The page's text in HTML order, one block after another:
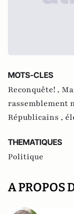
MOTS-CLES
Reconquête! ,
rassemblement
Républicains ,
THEMATIQUES
Politique
A PROPOS